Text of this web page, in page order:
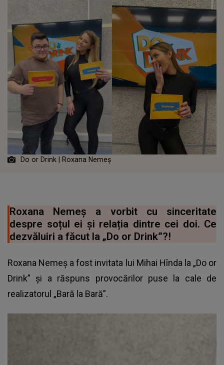
Do or Drink | Roxana Nemeș
Roxana Nemeș a vorbit cu sinceritate
despre soțul ei și relația dintre cei doi. Ce
dezvăluiri a făcut la „Do or Drink”?!
Roxana Nemeș a fost invitata lui Mihai Hînda la „Do or
Drink” și a răspuns provocărilor puse la cale de
realizatorul „Bară la Bară”.